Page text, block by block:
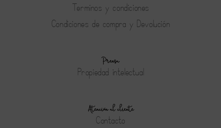
Terminos y condiciones
Condiciones de compra y Devolución
Prensa
Propiedad intelectual
Atención al cliente
Contacto